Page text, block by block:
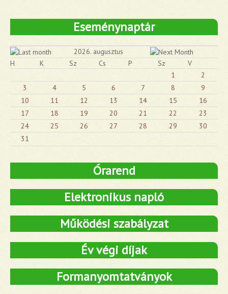
Eseménynaptár
2026. augusztus
H
K Sz Cs P Sz
V
1
2
3
4 5 6 7 8
9
10
11 12 13 14 15
16
17
18 19 20 21 22
23
24
25 26 27 28 29
30
31
Órarend
Elektronikus napló
Működési szabályzat
Év végi díjak
Formanyomtatványok